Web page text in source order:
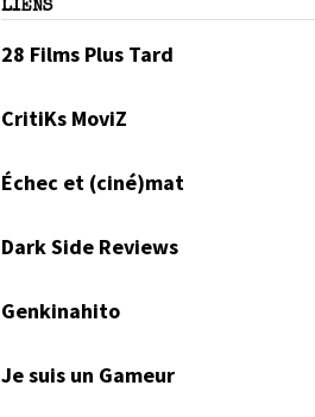
LIENS
28 Films Plus Tard
CritiKs MoviZ
Échec et (ciné)mat
Dark Side Reviews
Genkinahito
Je suis un Gameur